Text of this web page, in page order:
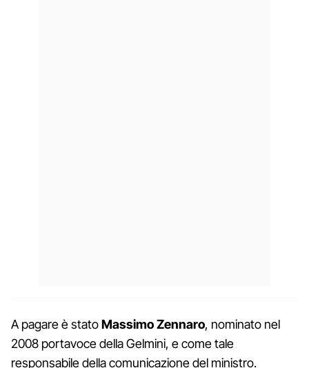
A pagare è statoMassimo Zennaro, nominato nel
2008 portavoce della Gelmini, e come tale
responsabile della comunicazione del ministro.